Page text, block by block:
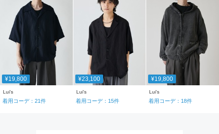
¥19,800
Lui's
着用コーデ： 21件
¥23,100
Lui's
着用コーデ： 15件
¥19,800
Lui's
着用コーデ： 18件